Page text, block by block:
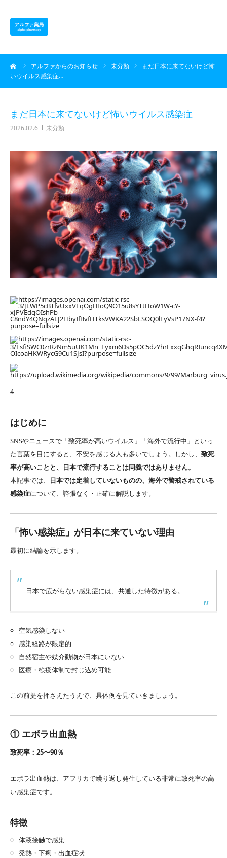
アルファからのお知らせ 未分類
まだ日本に来てないけど怖
いウイルス感染症…
まだ日本に来てないけど怖いウイルス感染症
2026.02.6 未分類
4
はじめに
SNSやニュースで「致死率が高いウイルス」「海外で流行中」といっ
た言葉を目にすると、不安を感じる人も多いでしょう。しかし、 致死
率が高いことと、日本で流行することは同義ではありません。
本記事では、
日本では定着していないものの、海外で警戒されている
感染症について、誇張なく・正確に解説します。
「怖い感染症」が日本に来ていない理由
最初に結論を示します。
日本で広がらない感染症には、共通した特徴がある。
空気感染しない
感染経路が限定的
自然宿主や媒介動物が日本にいない
医療・検疫体制で封じ込め可能
この前提を押さえたうえで、具体例を見ていきましょう。
① エボラ出血熱
致死率：25〜90％
エボラ出血熱は、アフリカで繰り返し発生している非常に致死率の高
い感染症です。
特徴
体液接触で感染
発熱・下痢・出血症状
採用情報
アルファ豆知識
会社概要
お問い合わせ